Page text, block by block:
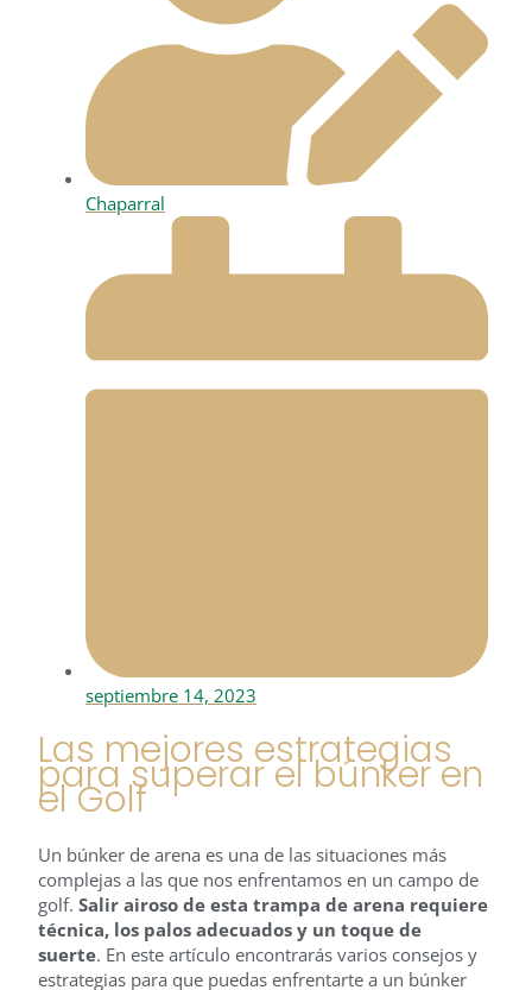
Chaparral
septiembre 14, 2023
Las mejores estrategias
para superar el búnker en
el Golf
Un búnker de arena es una de las situaciones más
complejas a las que nos enfrentamos en un campo de
golf. Salir airoso de esta trampa de arena requiere
técnica, los palos adecuados y un toque de
suerte. En este artículo encontrarás varios consejos y
estrategias para que puedas enfrentarte a un búnker